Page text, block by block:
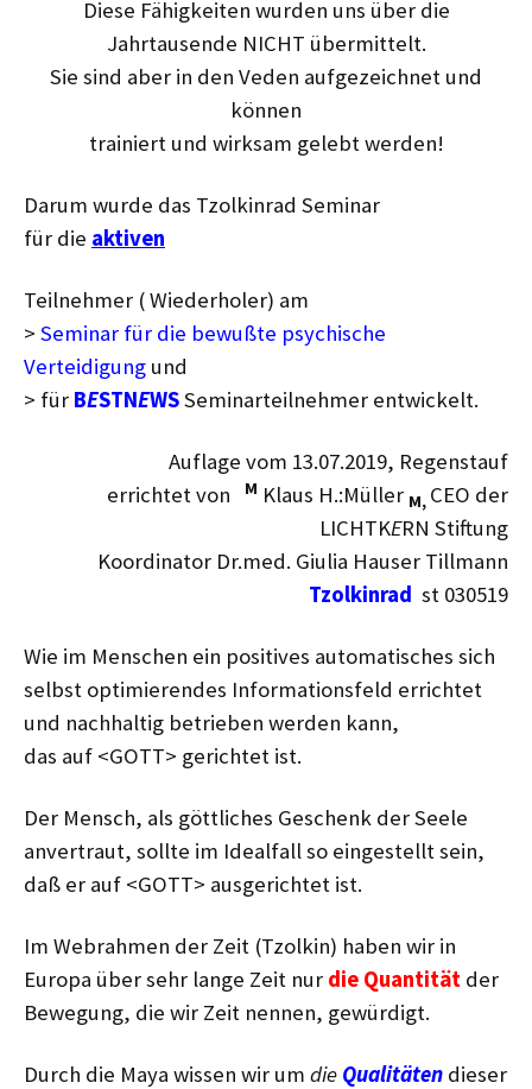
Diese Fähigkeiten wurden uns über die
Jahrtausende NICHT übermittelt.
Sie sind aber in den Veden aufgezeichnet und
können
trainiert und wirksam gelebt werden!
Darum wurde das Tzolkinrad Seminar
für die aktiven
Teilnehmer ( Wiederholer) am
> Seminar für die bewußte psychische
Verteidigung und
> für BESTNEWSSeminarteilnehmer entwickelt.
Auflage vom 13.07.2019, Regenstauf
errichtet von
M Klaus H.:Müller M, CEO der
LICHTKERN Stiftung
Koordinator Dr.med. Giulia Hauser Tillmann
Tzolkinrad st 030519
Wie im Menschen ein positives automatisches sich
selbst optimierendes Informationsfeld errichtet
und nachhaltig betrieben werden kann,
das auf <GOTT> gerichtet ist.
Der Mensch, als göttliches Geschenk der Seele
anvertraut, sollte im Idealfall so eingestellt sein,
daß er auf <GOTT> ausgerichtet ist.
Im Webrahmen der Zeit (Tzolkin) haben wir in
Europa über sehr lange Zeit nur die Quantität der
Bewegung, die wir Zeit nennen, gewürdigt.
Durch die Maya wissen wir um die Qualitäten dieser